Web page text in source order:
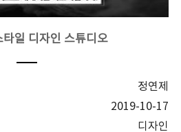
타일 디자인 스튜디오
정연제
2019-10-17
디자인